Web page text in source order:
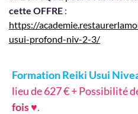
cette OFFRE :
https://
usui-profond-niv-2-3/
Formation Reiki Usui
lieu de 627 € + Possibilité
fois♥.